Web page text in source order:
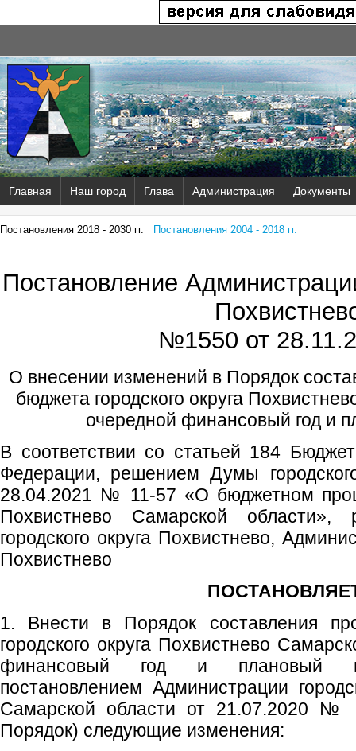
Главная Наш город Глава Администрация Документы
Постановления 2018 - 2030 гг. Постановления 2004 - 2018 гг.
Постановление
№1550 от
О внесении изменений в Порядок
бюджета городского округа
очередной финансовый год и
В соответствии со статьей 184
Федерации, решением Думы
28.04.2021 № 11-57 «О бюджетном
Похвистнево Самарской области»,
городского округа Похвистнево,
Похвистнево
1. Внести в Порядок составления
городского округа Похвистнево
финансовый год и плановый
постановлением Администрации
Самарской области от 21.07.2020 №
Порядок) следующие изменения: